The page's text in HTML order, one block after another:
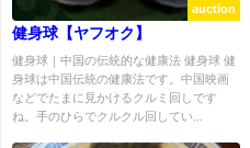
auction
健身球【ヤフオク】
健身球｜中国の伝統的な健康法 健身球 健
身球は中国伝統の健康法です。中国映画
などでたまに見かけるクルミ回しです
ね。手のひらでクルクル回してい...